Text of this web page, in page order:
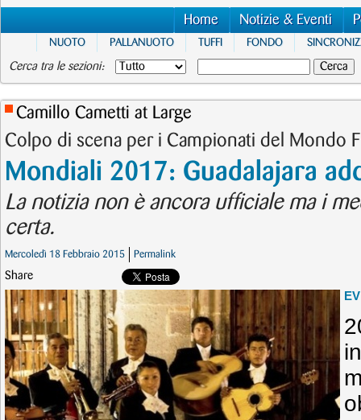
Home Notizie & Eventi
NUOTO PALLANUOTO TUFFI FONDO
Cerca tra le sezioni:
Camillo Cametti at Large
Colpo di scena per i Campionati del Mondo
Mondiali 2017: Guadalajara
La notizia non è ancora ufficiale ma i
certa.
Mercoledì 18 Febbraio 2015 Permalink
Share